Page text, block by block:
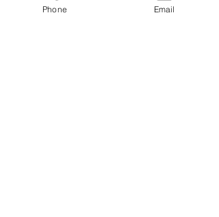
Phone Email